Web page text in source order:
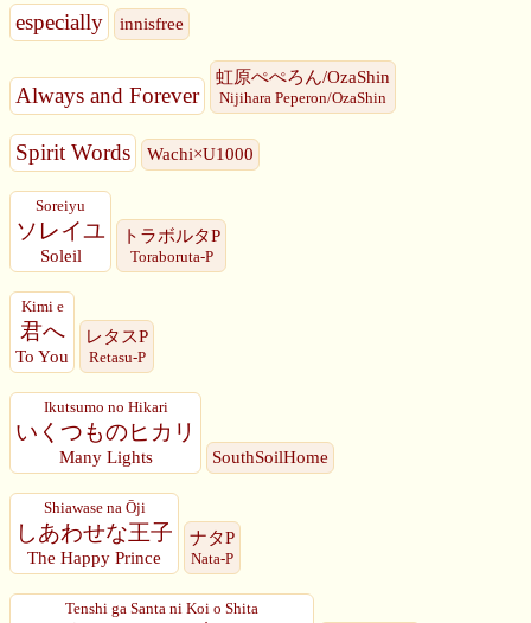
especially innisfree
Always and Forever
虹原ぺぺろん/OzaShin
Nijihara Peperon/OzaShin
Spirit Words Wachi×U1000
Soreiyu
ソレイユ
Soleil
トラボルタP
Toraboruta-P
Kimi e
君へ
To You
レタスP
Retasu-P
Ikutsumo no Hikari
いくつものヒカリ
Many Lights SouthSoilHome
Shiawase na Ōji
しあわせな王子
The Happy Prince
ナタP
Nata-P
Tenshi ga Santa ni Koi o Shita